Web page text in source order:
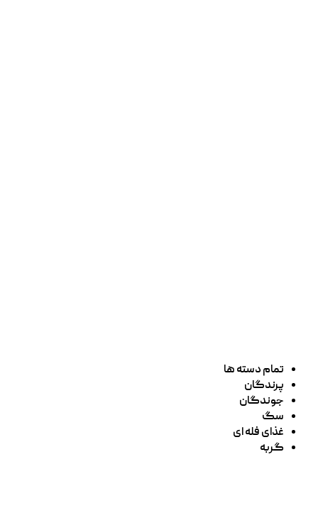
تمام دسته ها
پرندگان
جوندگان
سگ
غذای فله ای
گربه